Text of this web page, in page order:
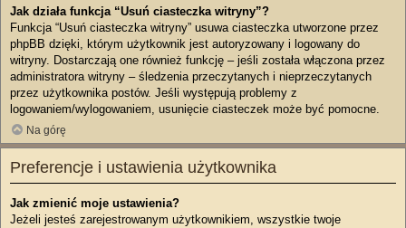
Jak działa funkcja “Usuń ciasteczka witryny”?
Funkcja “Usuń ciasteczka witryny” usuwa ciasteczka utworzone przez
phpBB dzięki, którym użytkownik jest autoryzowany i logowany do
witryny. Dostarczają one również funkcję – jeśli została włączona przez
administratora witryny – śledzenia przeczytanych i nieprzeczytanych
przez użytkownika postów. Jeśli występują problemy z
logowaniem/wylogowaniem, usunięcie ciasteczek może być pomocne.
Na górę
Preferencje i ustawienia użytkownika
Jak zmienić moje ustawienia?
Jeżeli jesteś zarejestrowanym użytkownikiem, wszystkie twoje